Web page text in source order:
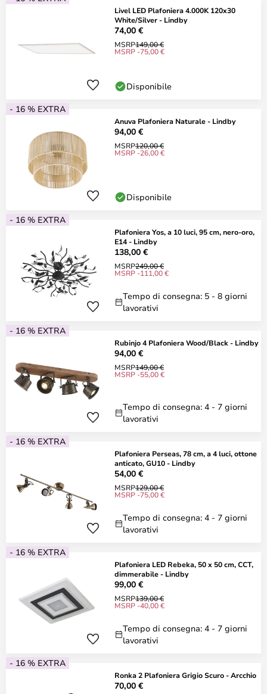
Livel LED Plafoniera 4.000K 120x30
White/Silver - Lindby
74,00 €
MSRP149,00 €
MSRP -75,00 €
Disponibile
- 16 % EXTRA
Anuva Plafoniera Naturale - Lindby
94,00 €
MSRP120,00 €
MSRP -26,00 €
Disponibile
- 16 % EXTRA
Plafoniera Yos, a 10 luci, 95 cm, nero-oro,
E14 - Lindby
138,00 €
MSRP249,00 €
MSRP -111,00 €
Tempo di consegna: 5 - 8 giorni
lavorativi
- 16 % EXTRA
Rubinjo 4 Plafoniera Wood/Black - Lindby
94,00 €
MSRP149,00 €
MSRP -55,00 €
Tempo di consegna: 4 - 7 giorni
lavorativi
- 16 % EXTRA
Plafoniera Perseas, 78 cm, a 4 luci, ottone
anticato, GU10 - Lindby
54,00 €
MSRP129,00 €
MSRP -75,00 €
Tempo di consegna: 4 - 7 giorni
lavorativi
- 16 % EXTRA
Plafoniera LED Rebeka, 50 x 50 cm, CCT,
dimmerabile - Lindby
99,00 €
MSRP139,00 €
MSRP -40,00 €
Tempo di consegna: 4 - 7 giorni
lavorativi
- 16 % EXTRA
Ronka 2 Plafoniera Grigio Scuro - Arcchio
70,00 €